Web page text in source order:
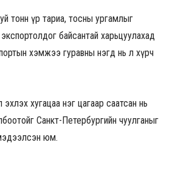
тонн үр тариа, тосны ургамлыг
байсантай харьцуулахад
хэмжээ гуравны нэгд нь л хүрч
эхлэх хугацаа нэг цагаар саатсан нь
Санкт-Петербургийн чуулганыг
юм.